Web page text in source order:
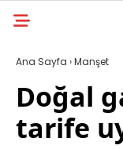
Ana Sayfa ›Manşet
Doğal
tarife